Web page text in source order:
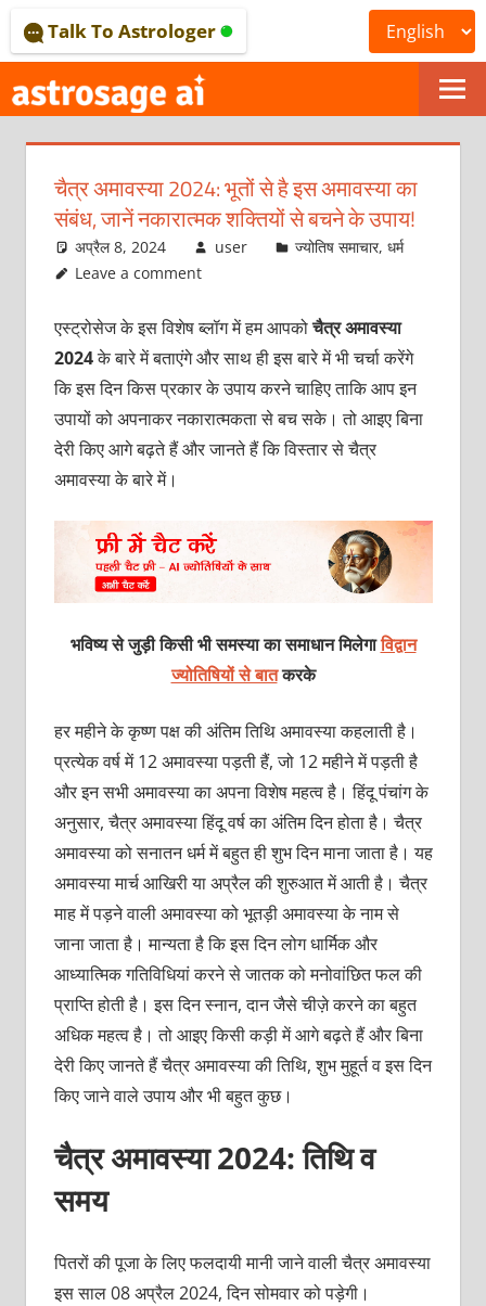
to
content
ONLINE
ASTROLOGICAL
JOURNAL
–
MAGAZINE
Talk To Astrologer
चैत्र अमावस्या 2024: भूतों से है इस अमावस्या का
संबंध, जानें नकारात्मक शक्तियों से बचने के उपाय!
अप्रैल 8, 2024 user ज्योतिष समाचार,धर्म
Leave a comment
एस्ट्रोसेज के इस विशेष ब्लॉग में हम आपकोचैत्र अमावस्या
2024के बारे में बताएंगे और साथ ही इस बारे में भी चर्चा करेंगे
कि इस दिन किस प्रकार के उपाय करने चाहिए ताकि आप इन
उपायों को अपनाकर नकारात्मकता से बच सके। तो आइए बिना
देरी किए आगे बढ़ते हैं और जानते हैं कि विस्तार से चैत्र
अमावस्या के बारे में।
भविष्य से जुड़ी किसी भी समस्या का समाधान मिलेगाविद्वान
ज्योतिषियों से बातकरके
हर महीने के कृष्ण पक्ष की अंतिम तिथि अमावस्या कहलाती है।
प्रत्येक वर्ष में 12 अमावस्या पड़ती हैं, जो 12 महीने में पड़ती है
और इन सभी अमावस्या का अपना विशेष महत्व है। हिंदू पंचांग के
अनुसार, चैत्र अमावस्या हिंदू वर्ष का अंतिम दिन होता है। चैत्र
अमावस्या को सनातन धर्म में बहुत ही शुभ दिन माना जाता है। यह
अमावस्या मार्च आखिरी या अप्रैल की शुरुआत में आती है। चैत्र
माह में पड़ने वाली अमावस्या को भूतड़ी अमावस्या के नाम से
जाना जाता है। मान्यता है कि इस दिन लोग धार्मिक और
आध्यात्मिक गतिविधियां करने से जातक को मनोवांछित फल की
प्राप्ति होती है। इस दिन स्नान, दान जैसे चीज़े करने का बहुत
अधिक महत्व है। तो आइए किसी कड़ी में आगे बढ़ते हैं और बिना
देरी किए जानते हैं चैत्र अमावस्या की तिथि, शुभ मुहूर्त व इस दिन
किए जाने वाले उपाय और भी बहुत कुछ।
चैत्र अमावस्या 2024: तिथि व
समय
पितरों की पूजा के लिए फलदायी मानी जाने वाली चैत्र अमावस्या
इस साल 08 अप्रैल 2024, दिन सोमवार को पड़ेगी।